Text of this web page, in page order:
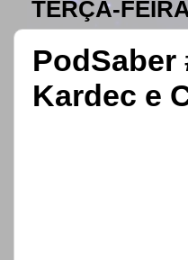
TERÇA-
PodSaber
Kardec e